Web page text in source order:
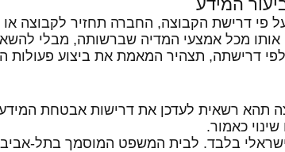
על פי דרישת הקבוצה, החברה תחזיר לקבוצה
מכל אמצעי המדיה שברשותה, מבלי
תהא רשאית לעדכן את דרישות אבטחת
כאמור.
הישראלי בלבד. לבית המשפט המוסמך בתל-